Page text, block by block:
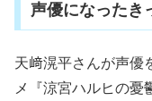
声優になったき
天﨑滉平さんが声優
メ『涼宮ハルヒの憂